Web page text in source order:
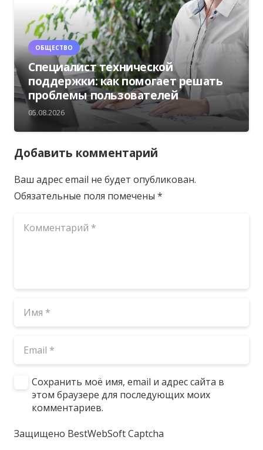
ОБЩЕСТВО
Специалист технической
поддержки: как помогает решать
проблемы пользователей
05.08.2026
Добавить комментарий
Ваш адрес email не будет опубликован.
Обязательные поля помечены *
Сохранить моё имя, email и адрес сайта в
этом браузере для последующих моих
комментариев.
Защищено BestWebSoft Captcha